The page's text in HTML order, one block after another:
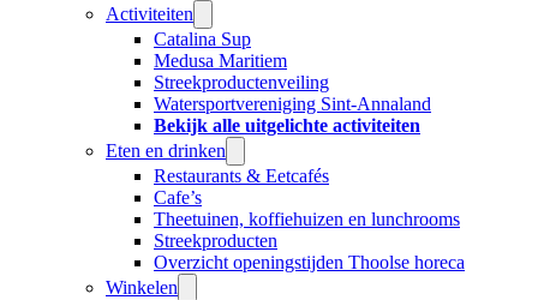
Activiteiten
Catalina Sup
Medusa Maritiem
Streekproductenveiling
Watersportvereniging Sint-Annaland
Bekijk alle uitgelichte activiteiten
Eten en drinken
Restaurants & Eetcafés
Cafe’s
Theetuinen, koffiehuizen en lunchrooms
Streekproducten
Overzicht openingstijden Thoolse horeca
Winkelen